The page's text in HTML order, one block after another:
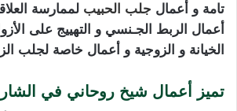
تامة و أعمال جلب الحبيب لممارسة
أعمال الربط الجـنسي و التهييج على
الخيانة و الزوجية و أعمال خاصة لجلب
تميز أعمال شيخ روحاني في